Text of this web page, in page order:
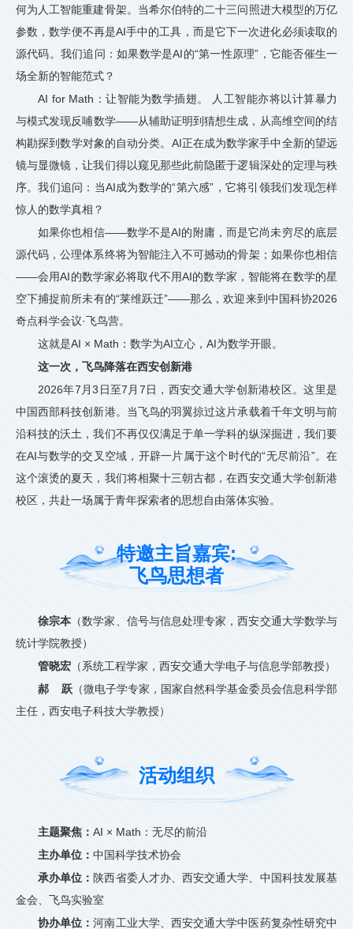
何为人工智能重建骨架。当希尔伯特的二十三问照进大模型的万亿
参数，数学便不再是AI手中的工具，而是它下一次进化必须读取的
源代码。我们追问：如果数学是AI的“第一性原理”，它能否催生一
场全新的智能范式？
AI for Math：让智能为数学插翅。 人工智能亦将以计算暴力
与模式发现反哺数学——从辅助证明到猜想生成，从高维空间的结
构勘探到数学对象的自动分类。AI正在成为数学家手中全新的望远
镜与显微镜，让我们得以窥见那些此前隐匿于逻辑深处的定理与秩
序。我们追问：当AI成为数学的“第六感”，它将引领我们发现怎样
惊人的数学真相？
如果你也相信——数学不是AI的附庸，而是它尚未穷尽的底层
源代码，公理体系终将为智能注入不可撼动的骨架；如果你也相信
——会用AI的数学家必将取代不用AI的数学家，智能将在数学的星
空下捕捉前所未有的“莱维跃迁”——那么，欢迎来到中国科协2026
奇点科学会议·飞鸟营。
这就是AI × Math：数学为AI立心，AI为数学开眼。
这一次，飞鸟降落在西安创新港
2026年7月3日至7月7日，西安交通大学创新港校区。这里是
中国西部科技创新港。当飞鸟的羽翼掠过这片承载着千年文明与前
沿科技的沃土，我们不再仅仅满足于单一学科的纵深掘进，我们要
在AI与数学的交叉空域，开辟一片属于这个时代的“无尽前沿”。在
这个滚烫的夏天，我们将相聚十三朝古都，在西安交通大学创新港
校区，共赴一场属于青年探索者的思想自由落体实验。
特邀主旨嘉宾:
飞鸟思想者
徐宗本 （数学家、信号与信息处理专家，西安交通大学数学与
统计学院教授）
管晓宏 （系统工程学家，西安交通大学电子与信息学部教授）
郝 跃 （微电子学专家，国家自然科学基金委员会信息科学部
主任，西安电子科技大学教授）
活动组织
主题聚焦： AI × Math：无尽的前沿
主办单位： 中国科学技术协会
承办单位： 陕西省委人才办、西安交通大学、中国科技发展基
金会、飞鸟实验室
协办单位：河南工业大学、西安交通大学中医药复杂性研究中